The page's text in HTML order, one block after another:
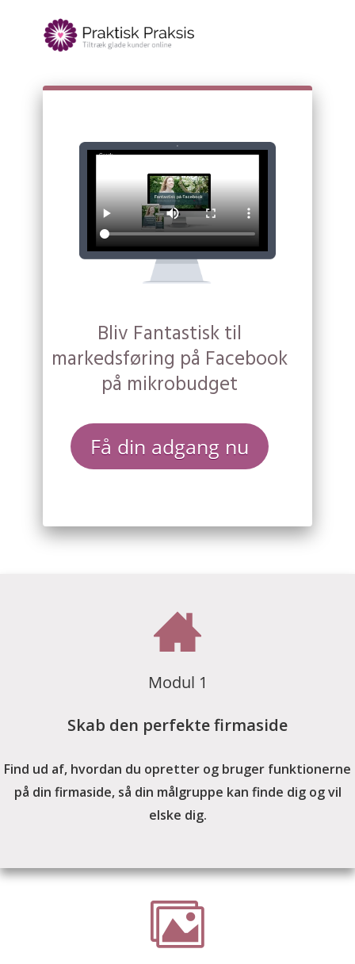
Bliv Fantastisk til
markedsføring på Facebook
på mikrobudget
Få din adgang nu
Modul 1
Skab den perfekte firmaside
Find ud af, hvordan du opretter og bruger funktionerne
på din firmaside, så din målgruppe kan finde dig og vil
elske dig.